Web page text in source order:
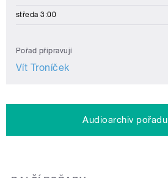
středa 3:00
Pořad připravují
Vít Troníček
Audioarchiv pořadu